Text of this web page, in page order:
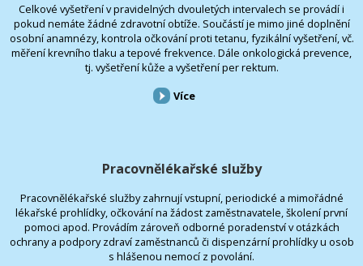
Celkové vyšetření v pravidelných dvouletých intervalech se provádí i
pokud nemáte žádné zdravotní obtíže. Součástí je mimo jiné doplnění
osobní anamnézy, kontrola očkování proti tetanu, fyzikální vyšetření, vč.
měření krevního tlaku a tepové frekvence. Dále onkologická prevence,
tj. vyšetření kůže a vyšetření per rektum.
Více
Pracovnělékařské služby
Pracovnělékařské služby zahrnují vstupní, periodické a mimořádné
lékařské prohlídky, očkování na žádost zaměstnavatele, školení první
pomoci apod. Provádím zároveň odborné poradenství v otázkách
ochrany a podpory zdraví zaměstnanců či dispenzární prohlídky u osob
s hlášenou nemocí z povolání.